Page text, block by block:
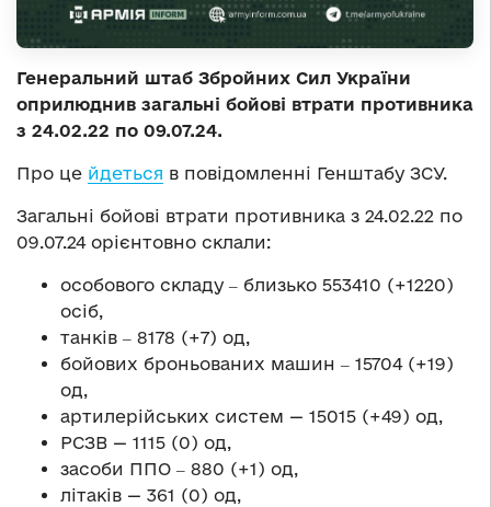
Генеральний штаб Збройних Сил України
оприлюднив загальні бойові втрати противника
з 24.02.22 по 09.07.24.
Про це йдеться в повідомленні Генштабу ЗСУ.
Загальні бойові втрати противника з 24.02.22 по
09.07.24 орієнтовно склали:
особового складу ‒ близько 553410 (+1220)
осіб,
танків ‒ 8178 (+7) од,
бойових броньованих машин ‒ 15704 (+19)
од,
артилерійських систем — 15015 (+49) од,
РСЗВ — 1115 (0) од,
засоби ППО ‒ 880 (+1) од,
літаків — 361 (0) од,